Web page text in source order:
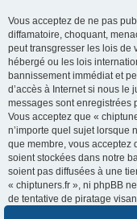
Vous acceptez de ne pas
diffamatoire, choquant,
peut transgresser les lois de
hébergé ou les lois
bannissement immédiat et
d’accès à Internet si nous le
messages sont enregistrées
Vous acceptez que «
n’importe quel sujet lorsque
que membre, vous acceptez
soient stockées dans notre
soient pas diffusées à une
« chiptuners.fr », ni phpBB
de tentative de piratage